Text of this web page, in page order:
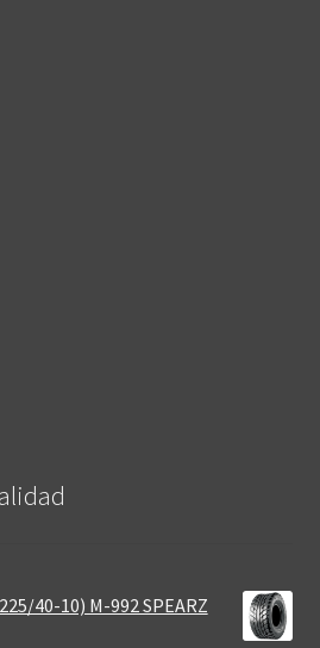
40-10) M-992 SPEARZ